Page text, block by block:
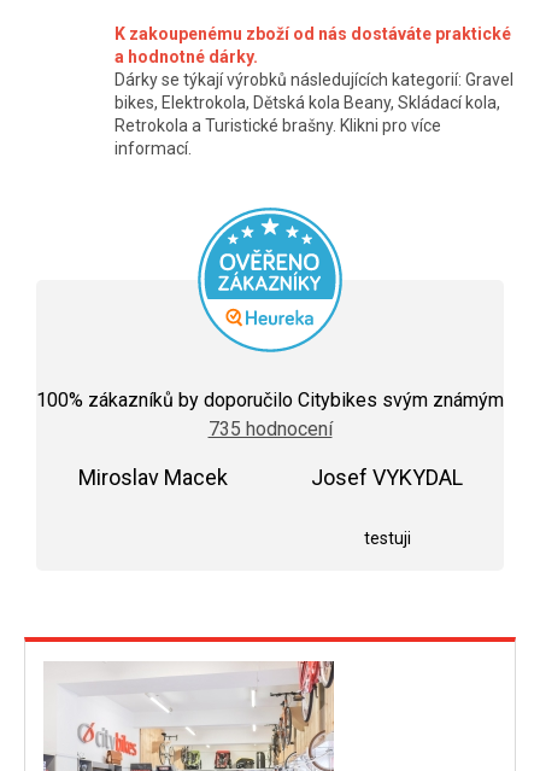
y
v
ý
s
u
K zakoupenému zboží od nás dostáváte praktické
a hodnotné dárky.
Dárky se týkají výrobků následujících kategorií: Gravel
bikes, Elektrokola, Dětská kola Beany, Skládací kola,
Retrokola a Turistické brašny. Klikni pro více
informací.
hodnocení
obchodu
je
100% zákazníků by doporučilo Citybikes svým známým
735 hodnocení
Miroslav Macek Josef VYKYDAL
testuji